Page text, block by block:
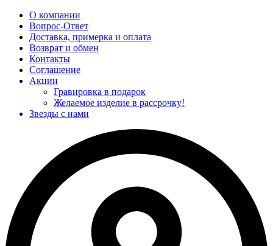
О компании
Вопрос-Ответ
Доставка, примерка и оплата
Возврат и обмен
Контакты
Соглашение
Акции
Гравировка в подарок
Желаемое изделие в рассрочку!
Звезды с нами